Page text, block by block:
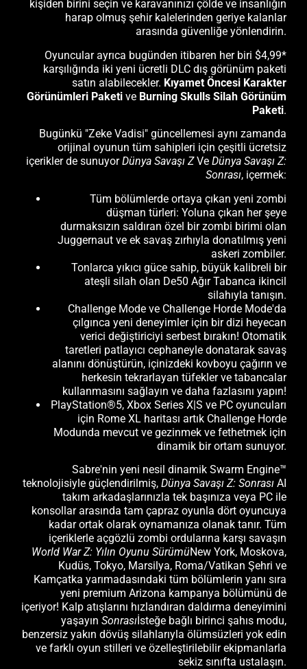
kişiden birini seçin ve karavanınızı çölde ve insanlığın
harap olmuş şehir kalelerinden geriye kalanlar
arasında güvenliğe yönlendirin.
Oyuncular ayrıca bugünden itibaren her biri $4,99*
karşılığında iki yeni ücretli DLC dış görünüm paketi
satın alabilecekler. Kıyamet Öncesi Karakter
Görünümleri Paketi ve Burning Skulls Silah Görünüm
Paketi.
Bugünkü "Zeke Vadisi" güncellemesi aynı zamanda
orijinal oyunun tüm sahipleri için çeşitli ücretsiz
içerikler de sunuyorDünya Savaşı ZVe Dünya Savaşı Z:
Sonrası, içermek:
Tüm bölümlerde ortaya çıkan yeni zombi
düşman türleri: Yoluna çıkan her şeye
durmaksızın saldıran özel bir zombi birimi olan
Juggernaut ve ek savaş zırhıyla donatılmış yeni
askeri zombiler.
Tonlarca yıkıcı güce sahip, büyük kalibreli bir
ateşli silah olan De50 Ağır Tabanca ikincil
silahıyla tanışın.
Challenge Mode ve Challenge Horde Mode'da
çılgınca yeni deneyimler için bir dizi heyecan
verici değiştiriciyi serbest bırakın! Otomatik
taretleri patlayıcı cephaneyle donatarak savaş
alanını dönüştürün, içinizdeki kovboyu çağırın ve
herkesin tekrarlayan tüfekler ve tabancalar
kullanmasını sağlayın ve daha fazlasını yapın!
PlayStation®5, Xbox Series X|S ve PC oyuncuları
için Rome XL haritası artık Challenge Horde
Modunda mevcut ve gezinmek ve fethetmek için
dinamik bir ortam sunuyor.
Sabre'nin yeni nesil dinamik Swarm Engine™
teknolojisiyle güçlendirilmiş, Dünya Savaşı Z: Sonrası AI
takım arkadaşlarınızla tek başınıza veya PC ile
konsollar arasında tam çapraz oyunla dört oyuncuya
kadar ortak olarak oynamanıza olanak tanır. Tüm
içeriklerle açgözlü zombi ordularına karşı savaşın
World War Z: Yılın Oyunu SürümüNew York, Moskova,
Kudüs, Tokyo, Marsilya, Roma/Vatikan Şehri ve
Kamçatka yarımadasındaki tüm bölümlerin yanı sıra
yeni premium Arizona kampanya bölümünü de
içeriyor! Kalp atışlarını hızlandıran daldırma deneyimini
yaşayın Sonrasıİsteğe bağlı birinci şahıs modu,
benzersiz yakın dövüş silahlarıyla ölümsüzleri yok edin
ve farklı oyun stilleri ve özelleştirilebilir ekipmanlarla
sekiz sınıfta ustalaşın.